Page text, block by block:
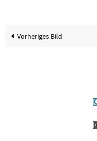
Vorheriges Bild